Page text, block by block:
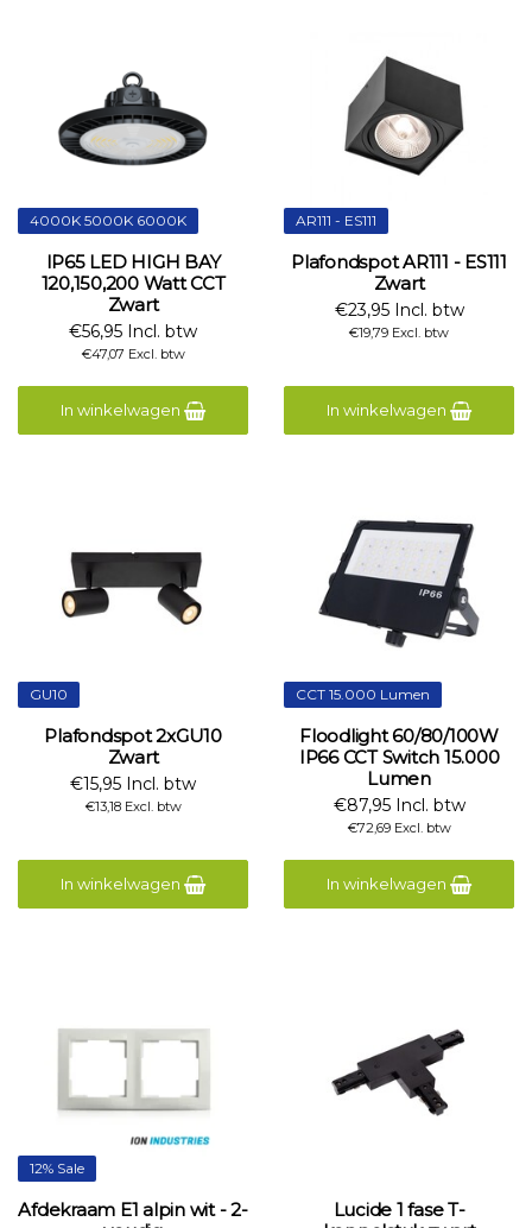
4000K 5000K 6000K
IP65 LED HIGH BAY
120,150,200 Watt CCT
Zwart
€56,95 Incl. btw
€47,07 Excl. btw
In winkelwagen
AR111 - ES111
Plafondspot AR111 - ES111
Zwart
€23,95 Incl. btw
€19,79 Excl. btw
In winkelwagen
GU10
Plafondspot 2xGU10
Zwart
€15,95 Incl. btw
€13,18 Excl. btw
In winkelwagen
CCT 15.000 Lumen
Floodlight 60/80/100W
IP66 CCT Switch 15.000
Lumen
€87,95 Incl. btw
€72,69 Excl. btw
In winkelwagen
12% Sale
Afdekraam E1 alpin wit - 2-
Lucide 1 fase T-